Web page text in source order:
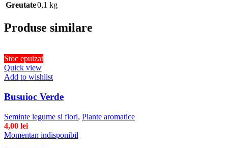
Greutate0,1 kg
Produse similare
Stoc epuizat
Quick view
Add to wishlist
Busuioc Verde
Seminte legume si flori, Plante aromatice
4,00 lei
Momentan indisponibil